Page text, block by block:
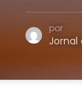
por
Jornal